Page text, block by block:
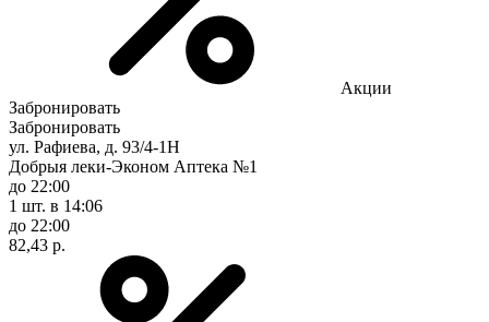
Акции
Забронировать
Забронировать
ул. Рафиева, д. 93/4-1Н
Добрыя леки-Эконом Аптека №1
до 22:00
1 шт. в 14:06
до 22:00
82,43 р.